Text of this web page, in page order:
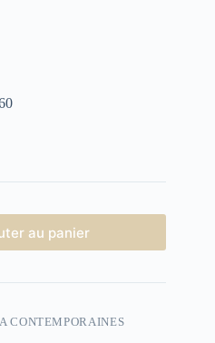
au panier
CONTEMPORAINES